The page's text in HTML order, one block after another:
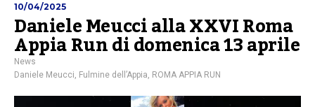
10/04/2025
Daniele Meucci alla XXVI Roma
Appia Run di domenica 13 aprile
News
Daniele Meucci Fulmine dell’Appia ROMA APPIA RUN